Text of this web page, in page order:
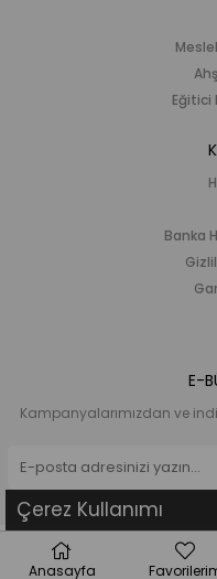
Eğitici
Banka
E-
Kampanyalarımızdan ve
Çerez Kullanımı
Anasayfa